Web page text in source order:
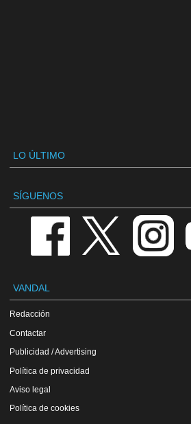
LO ÚLTIMO
SÍGUENOS
VANDAL
Redacción
Contactar
Publicidad / Advertising
Política de privacidad
Aviso legal
Política de cookies